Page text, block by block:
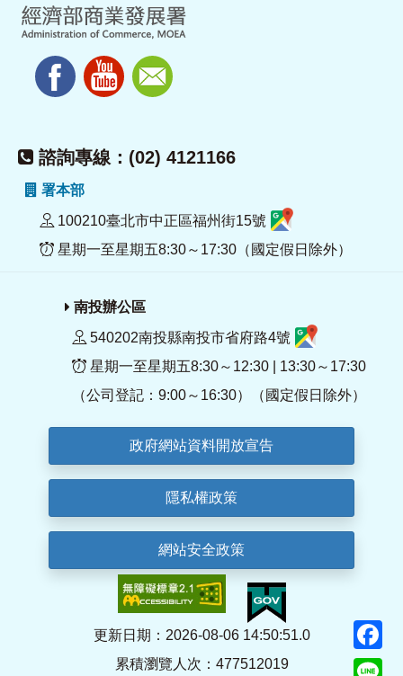
諮詢專線：(02) 4121166
署本部
100210臺北市中正區福州街15號
星期一至星期五8:30～17:30（國定假日除外）
南投辦公區
540202南投縣南投市省府路4號
星期一至星期五8:30～12:30 | 13:30～17:30
（公司登記：9:00～16:30）（國定假日除外）
政府網站資料開放宣告
隱私權政策
網站安全政策
更新日期：2026-08-06 14:50:51.0
累積瀏覽人次：477512019